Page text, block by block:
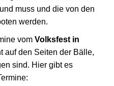
muss und die von den
werden.
vom Volksfest in
auf den Seiten der Bälle,
sind. Hier gibt es